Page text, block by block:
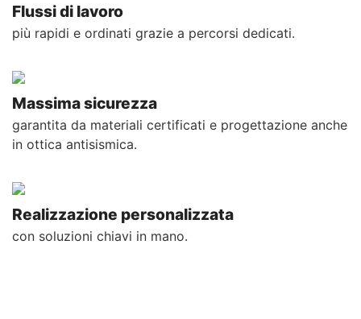
Flussi di lavoro
più rapidi e ordinati grazie a percorsi dedicati.
Massima sicurezza
garantita da materiali certificati e progettazione anche
in ottica antisismica.
Realizzazione personalizzata
con soluzioni chiavi in mano.